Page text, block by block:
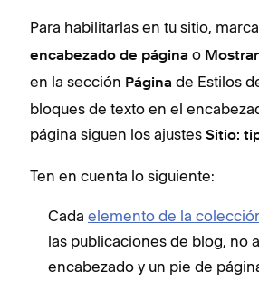
Para habilitarlas en tu sitio, marca
encabezado de página o
en la sección Página de Estilos
bloques de texto en el
página siguen los ajustes Sitio:
Ten en cuenta lo siguiente:
Cada elemento de la
las publicaciones de blog, no
encabezado y un pie de